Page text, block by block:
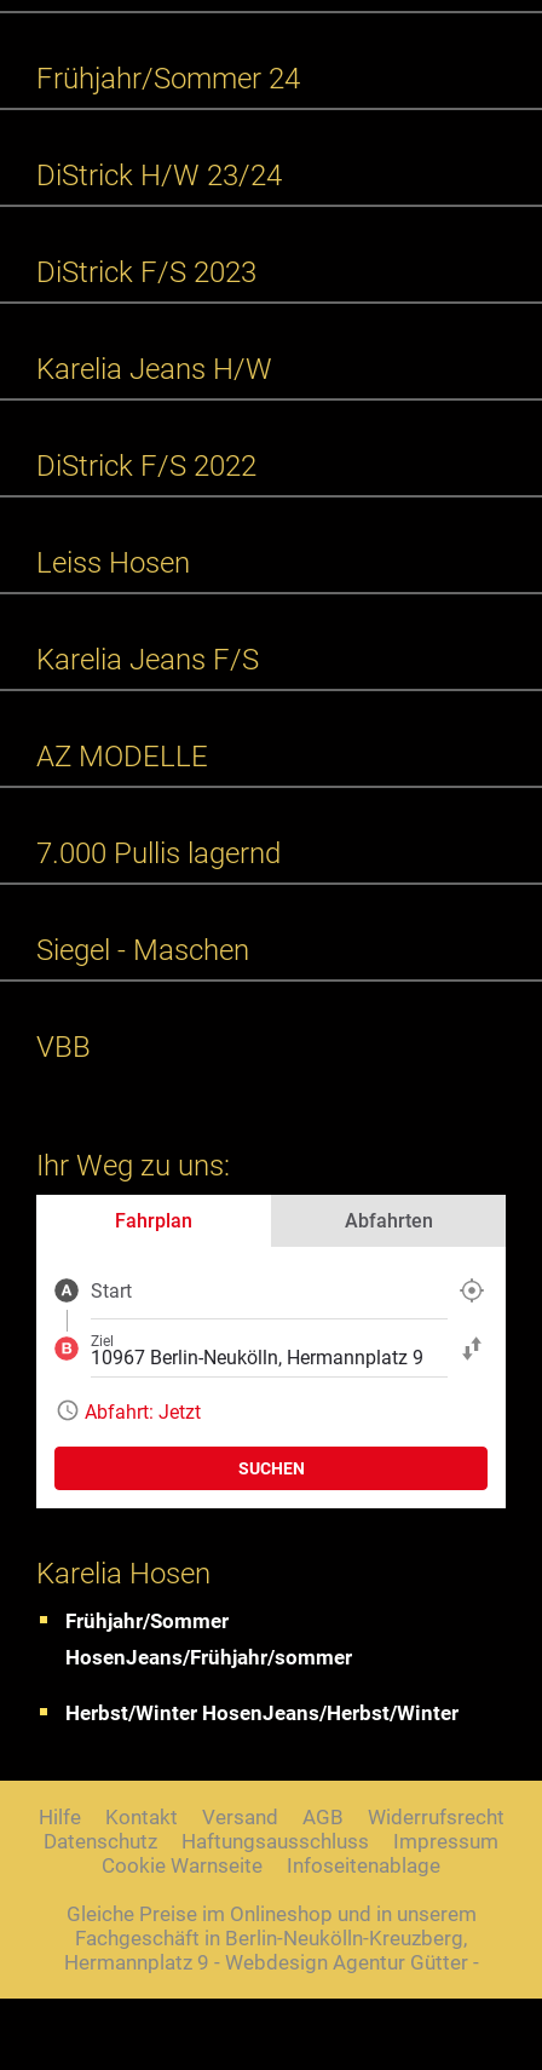
Frühjahr/Sommer 24
DiStrick H/W 23/24
DiStrick F/S 2023
Karelia Jeans H/W
DiStrick F/S 2022
Leiss Hosen
Karelia Jeans F/S
AZ MODELLE
7.000 Pullis lagernd
Siegel - Maschen
VBB
Ihr Weg zu uns:
Fahrplan Abfahrten
Start
Ziel
Start und Ziel
Abfahrt: Jetzt
SUCHEN
Karelia Hosen
Frühjahr/Sommer
HosenJeans/Frühjahr/sommer
Herbst/Winter HosenJeans/Herbst/Winter
Hilfe Kontakt Versand AGB
Widerrufsrecht
Datenschutz
Haftungsausschluss
Impressum
Cookie Warnseite
Infoseitenablage
Gleiche Preise im Onlineshop und in unserem
Fachgeschäft in Berlin-Neukölln-Kreuzberg,
Hermannplatz 9 - Webdesign Agentur Gütter -